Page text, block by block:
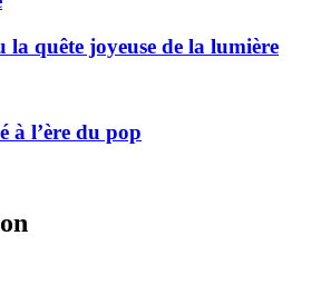
quête joyeuse de la lumière
à l’ère du pop